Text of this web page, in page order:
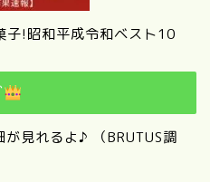
子!昭和平成令和ベスト10
見れるよ♪ （BRUTUS調